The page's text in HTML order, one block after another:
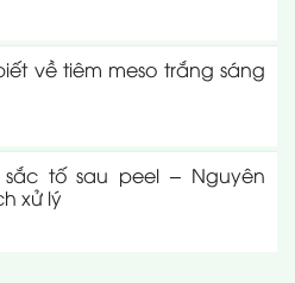
về tiêm meso trắng sáng
tố sau peel – Nguyên
xử lý